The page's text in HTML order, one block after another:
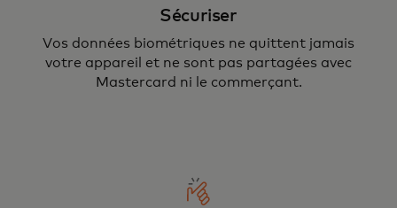
Sécuriser
Vos données biométriques ne quittent jamais
votre appareil et ne sont pas partagées avec
Mastercard ni le commerçant.